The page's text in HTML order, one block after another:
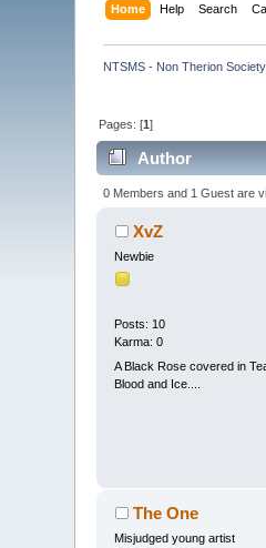
Home Help Search
NTSMS - Non Therion
Pages: [1]
Author
0 Members and 1 Guest are
XvZ
Newbie
Posts: 10
Karma: 0
A Black Rose covered in
Blood and Ice....
The One
Misjudged young artist